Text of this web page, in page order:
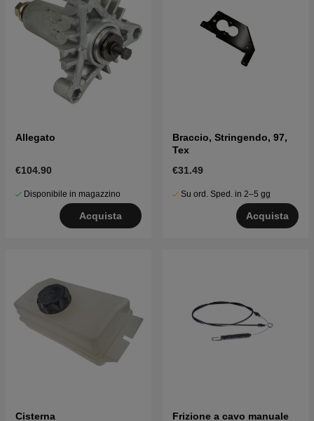
Allegato
€104.90
Disponibile in magazzino
Acquista
Braccio, Stringendo, 97,
Tex
€31.49
Su ord. Sped. in 2–5 gg
Acquista
Cisterna
Frizione a cavo manuale